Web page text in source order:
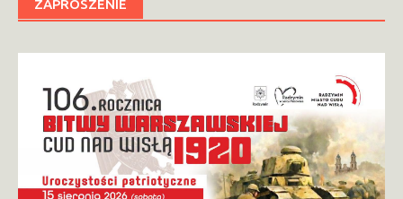
ZAPROSZENIE